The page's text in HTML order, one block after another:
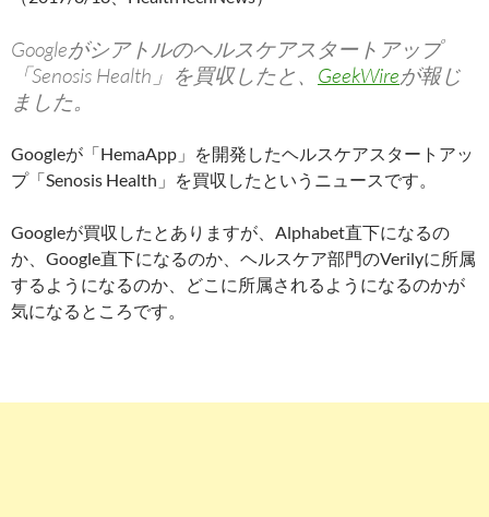
Googleがシアトルのヘルスケアスタートアップ
「Senosis Health」を買収したと、 GeekWireが報じ
ました。
Googleが「HemaApp」を開発したヘルスケアスタートアッ
プ「Senosis Health」を買収したというニュースです。
Googleが買収したとありますが、Alphabet直下になるの
か、Google直下になるのか、ヘルスケア部門のVerilyに所属
するようになるのか、どこに所属されるようになるのかが
気になるところです。